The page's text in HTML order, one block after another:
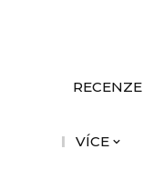
RECENZE
VÍCE